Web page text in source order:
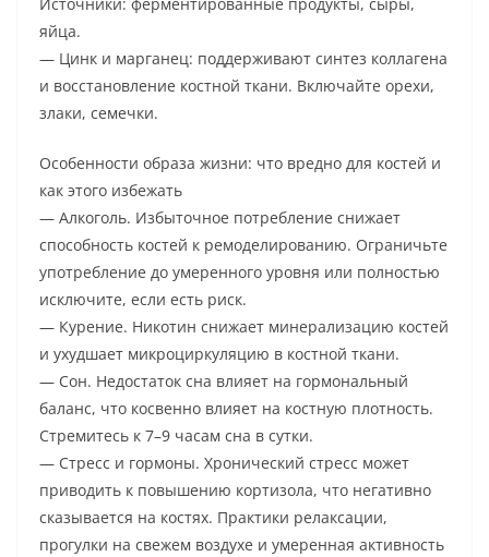
яйца.
— Цинк и марганец: поддерживают синтез коллагена
и восстановление костной ткани. Включайте орехи,
злаки, семечки.
Особенности образа жизни: что вредно для костей и
как этого избежать
— Алкоголь. Избыточное потребление снижает
способность костей к ремоделированию. Ограничьте
употребление до умеренного уровня или полностью
исключите, если есть риск.
— Курение. Никотин снижает минерализацию костей
и ухудшает микроциркуляцию в костной ткани.
— Сон. Недостаток сна влияет на гормональный
баланс, что косвенно влияет на костную плотность.
Стремитесь к 7–9 часам сна в сутки.
— Стресс и гормоны. Хронический стресс может
приводить к повышению кортизола, что негативно
сказывается на костях. Практики релаксации,
прогулки на свежем воздухе и умеренная активность